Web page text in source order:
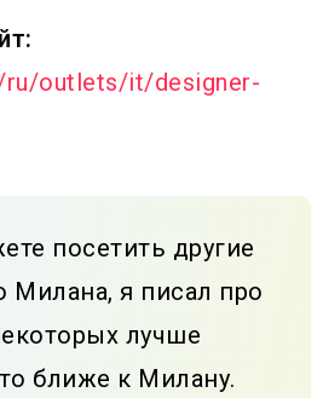
ru/outlets/it/designer-
посетить другие
Милана, я писал про
лучше
ближе к Милану.